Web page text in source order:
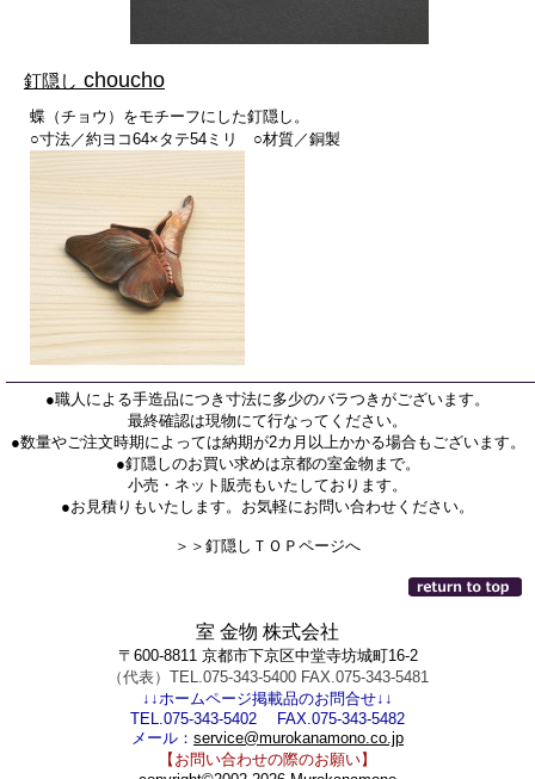
釘隠し choucho
蝶（チョウ）をモチーフにした釘隠し。
○寸法／約ヨコ64×タテ54ミリ ○材質／銅製
●職人による手造品につき寸法に多少のバラつきがございます。
最終確認は現物にて行なってください。
●数量やご注文時期によっては納期が2カ月以上かかる場合もございます。
●釘隠しのお買い求めは京都の室金物まで。
小売・ネット販売もいたしております。
●お見積りもいたします。お気軽にお問い合わせください。
＞＞釘隠しＴＯＰページへ
室 金物 株式会社
〒600-8811 京都市下京区中堂寺坊城町16-2
（代表）TEL.075-343-5400 FAX.075-343-5481
↓↓ホームページ掲載品のお問合せ↓↓
TEL.075-343-5402 FAX.075-343-5482
メール： service@murokanamono.co.jp
【お問い合わせの際のお願い】